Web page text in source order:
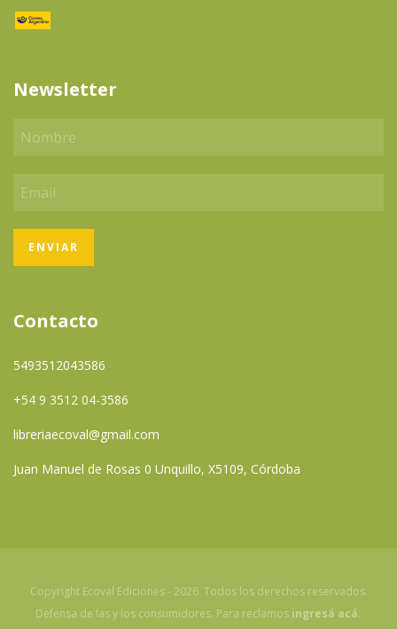
Newsletter
Contacto
5493512043586
+54 9 3512 04-3586
libreriaecoval@gmail.com
Juan Manuel de Rosas 0 Unquillo, X5109, Córdoba
Copyright Ecoval Ediciones - 2026. Todos los derechos reservados.
Defensa de las y los consumidores. Para reclamos ingresá acá.